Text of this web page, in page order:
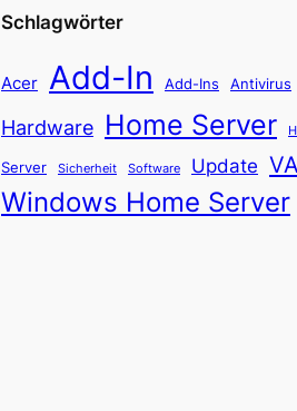
Schlagwörter
Acer Add-In Add-Ins Antivirus
Hardware Home Server
Server Sicherheit Software Update
Windows Home Server